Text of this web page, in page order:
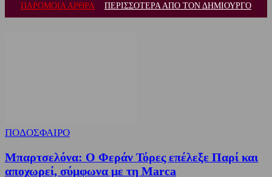
ΠΑΡΟΜΟΙΑ ΑΡΘΡΑ ΠΕΡΙΣΣΟΤΕΡΑ ΑΠΟ ΤΟΝ ΔΗΜΙΟΥΡΓΟ
ΠΟΔΟΣΦΑΙΡΟ
Μπαρτσελόνα: Ο Φεράν Τόρες επέλεξε Παρί και
αποχωρεί, σύμφωνα με τη Marca